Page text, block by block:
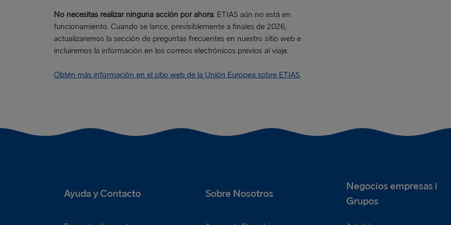
No necesitas realizar ninguna acción por ahora. ETIAS aún no está en
funcionamiento. Cuando se lance, previsiblemente a finales de 2026,
actualizaremos la sección de preguntas frecuentes en nuestro sitio web e
incluiremos la información en los correos electrónicos previos al viaje.
Obtén más información en el sitio web de la Unión Europea sobre ETIAS.
Ayuda y Contacto Sobre Nosotros
Negocios empresas i
Grupos